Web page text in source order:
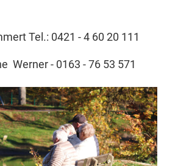
Tel.: 0421 - 4 60 20 111
Werner - 0163 - 76 53 571